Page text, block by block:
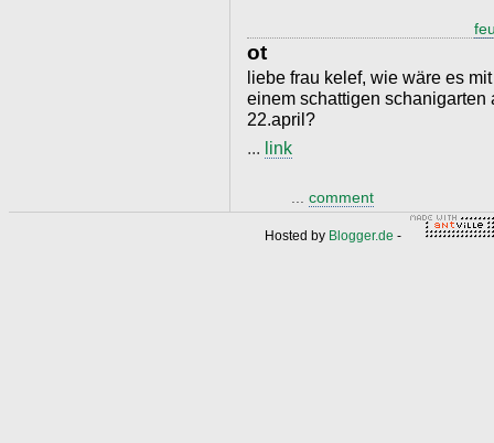
ot
liebe frau kelef, wie wäre es
einem schattigen schanigarten
22.april?
... link
comment
Hosted by Blogger.de -